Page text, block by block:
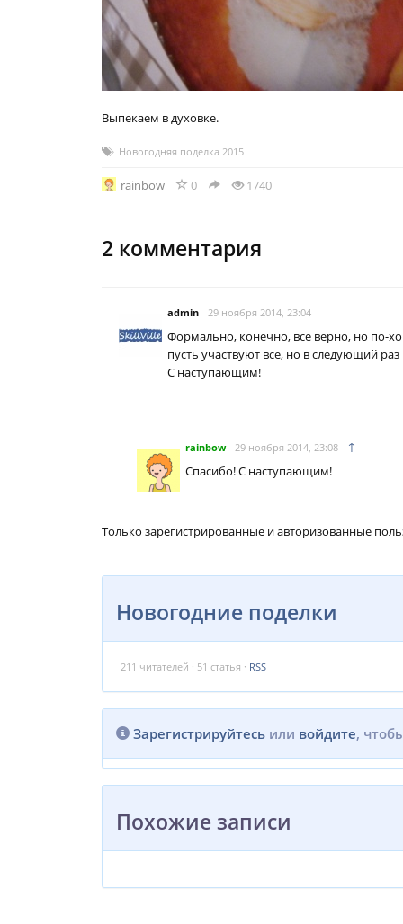
Выпекаем в духовке.
Новогодняя поделка 2015
rainbow 0 1740
2 комментария
admin 29 ноября 2014, 23:04
Формально, конечно, все верно, но по-
пусть участвуют все, но в следующий
С наступающим!
rainbow 29 ноября 2014, 23:08
↑
Спасибо! С наступающим!
Только зарегистрированные и авторизованные
Новогодние поделки
211 читателей · 51 статья · RSS
Зарегистрируйтесь или войдите,
Похожие записи